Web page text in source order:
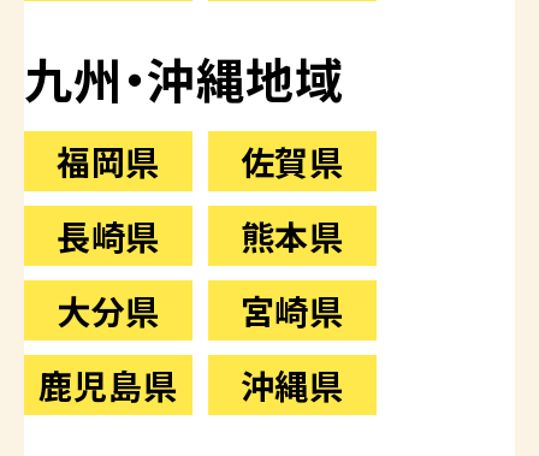
九州・沖縄地域
福岡県
佐賀県
長崎県
熊本県
大分県
宮崎県
鹿児島県
沖縄県